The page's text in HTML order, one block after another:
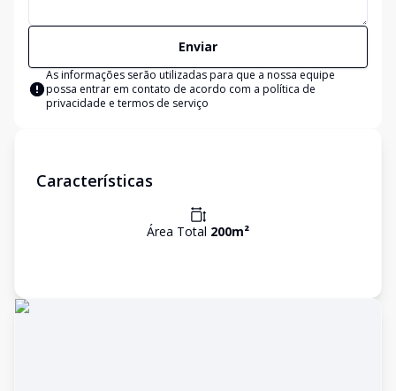
Enviar
As informações serão utilizadas para que a nossa equipe
possa entrar em contato de acordo com a política de
privacidade e termos de serviço
Características
Área Total 200m²